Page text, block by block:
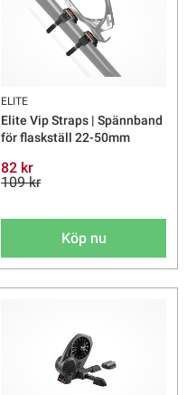
ELITE
Elite Vip Straps | Spännband
för flaskställ 22-50mm
82 kr
109 kr
Köp nu